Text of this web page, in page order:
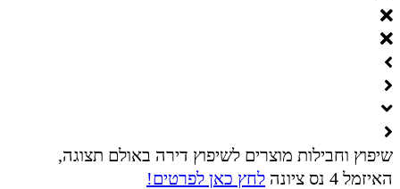
שיפוץ וחבילות מוצרים לשיפוץ דירה באולם תצוגה,
האיזמל 4 נס ציונה
לחץ כאן לפרטים!